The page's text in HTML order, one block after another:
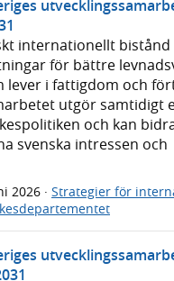
internationellt
för bättre
lever i fattigdom och
utgör samtidigt
och kan
svenska intressen och
2026 · Strategier för